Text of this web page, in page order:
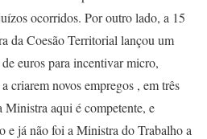
ocorridos. Por outro lado, a 15
da Coesão Territorial lançou um
euros para incentivar micro,
criarem novos empregos , em três
Ministra aqui é competente, e
e já não foi a Ministra do Trabalho a